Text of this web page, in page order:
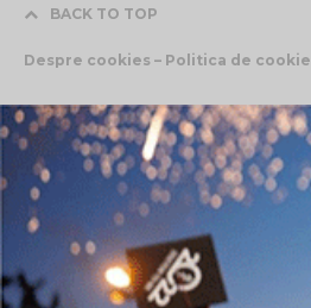
BACK TO TOP
Despre cookies – Politica de cookie